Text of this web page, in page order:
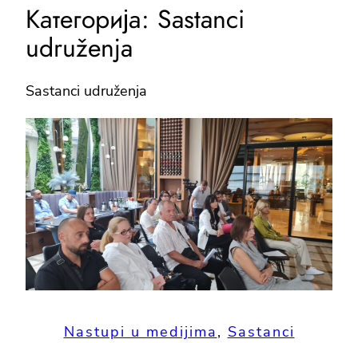
Категорија: Sastanci
udruženja
Sastanci udruženja
Nastupi u medijima, Sastanci